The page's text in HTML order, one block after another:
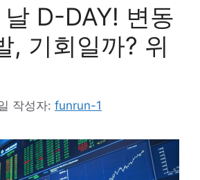
D-DAY! 변동
, 기회일까? 위
작성자: funrun-1